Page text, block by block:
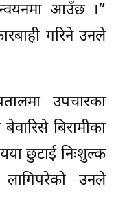
आउँछ ।”
गरिने उनले
उपचारका
बिरामीका
छुटाई निःशुल्क
लागिपरेको उनले